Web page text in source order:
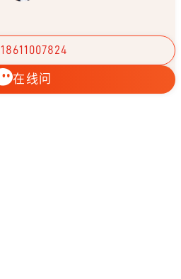
18611007824
在线问